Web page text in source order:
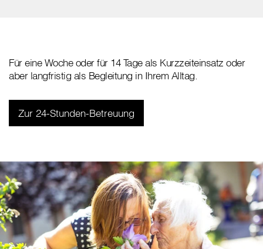
Für eine Woche oder für 14 Tage als Kurzzeiteinsatz oder
aber langfristig als Begleitung in Ihrem Alltag.
Zur 24-Stunden-Betreuung